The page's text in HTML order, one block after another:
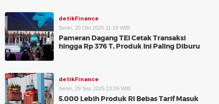
detikFinance
Senin, 20 Okt 2025 11:19 WIB
Pameran Dagang TEI Cetak Transaksi
hingga Rp 376 T, Produk Ini Paling Diburu
detikFinance
Senin, 29 Sep 2025 13:09 WIB
5.000 Lebih Produk RI Bebas Tarif Masuk